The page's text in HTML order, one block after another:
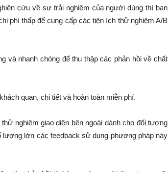
cứu về sự trải nghiệm của người dùng thì bạn
phí thấp để cung cấp các tiện ích thử nghiệm A/B
và nhanh chóng để thu thập các phản hồi về chất
quan, chi tiết và hoàn toàn miễn phí.
nghiệm giao diện bên ngoài dành cho đối tượng
lớn các feedback sử dụng phương pháp này